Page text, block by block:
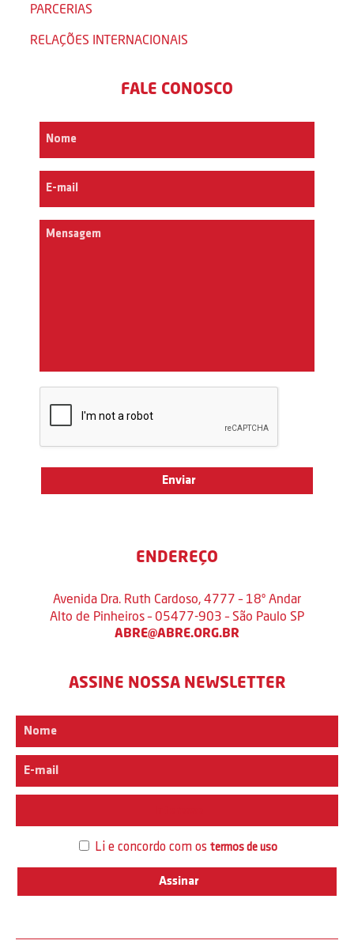
PARCERIAS
RELAÇÕES INTERNACIONAIS
FALE CONOSCO
ENDEREÇO
Avenida Dra. Ruth Cardoso, 4777 – 18º Andar
Alto de Pinheiros – 05477-903 – São Paulo SP
ABRE@ABRE.ORG.BR
ASSINE NOSSA NEWSLETTER
Li e concordo com os termos de uso